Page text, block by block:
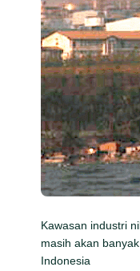
Kawasan industri
masih akan
Indonesia